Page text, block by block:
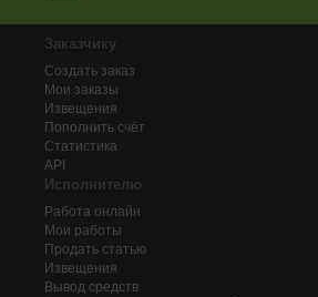
Заказчику
Создать заказ
Мои заказы
Извещения
Пополнить счёт
Статистика
API
Исполнителю
Работа онлайн
Мои работы
Продать статью
Извещения
Вывод средств